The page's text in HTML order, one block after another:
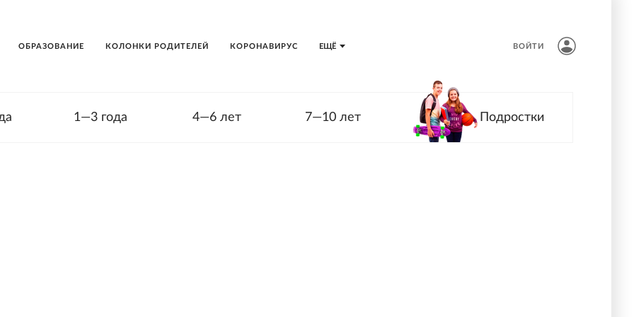
ЕЩЁ
ОБРАЗОВАНИЕ КОЛОНКИ РОДИТЕЛЕЙ КОРОНАВИРУС ВОЙТИ
1—3 года 4—6 лет 7—10 лет Подростки